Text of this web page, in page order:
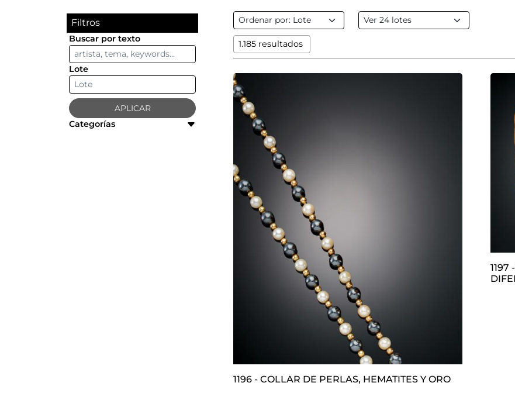
Filtros
Buscar por texto
Lote
APLICAR
Categorías
1.185 resultados
1196 - COLLAR DE PERLAS, HEMATITES Y ORO
1197 - BRAZALETE ÁMBAR PLACAS